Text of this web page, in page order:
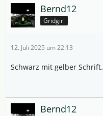
Bernd12
Gridgirl
12. Juli 2025 um 22:13
Schwarz mit gelber Schrift.
Bernd12